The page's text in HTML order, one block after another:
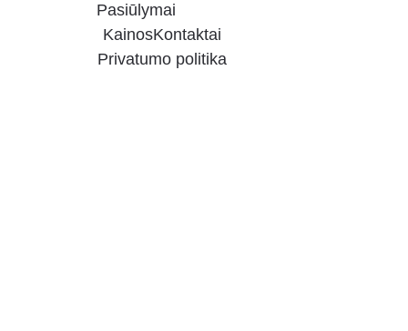
Pasiūlymai
KainosKontaktai
Privatumo politika